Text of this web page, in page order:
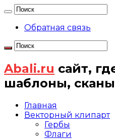
Обратная связь
Abali.ru сайт,
шаблоны,
Главная
Векторный клипарт
Гербы
Флаги